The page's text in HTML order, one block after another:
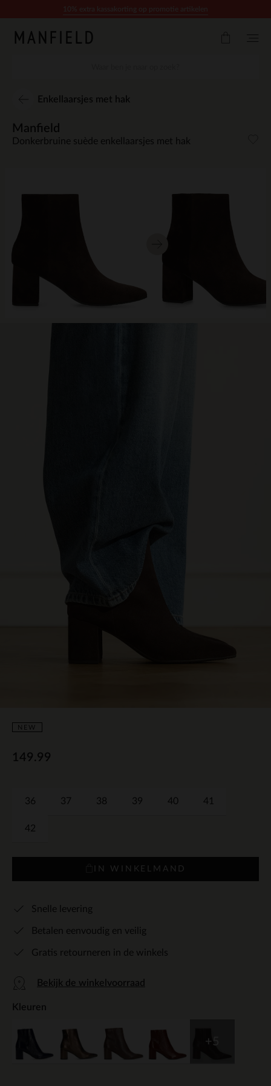
Enkellaarsjes met hak
NEW
Manfield
Donkerbruine suède enkellaarsjes met hak
149.99
36 37 38 39 40 41
42
IN WINKELMAND
Snelle levering
Betalen eenvoudig en veilig
Gratis retourneren in de winkels
Bekijk de winkelvoorraad
Kleuren
+5